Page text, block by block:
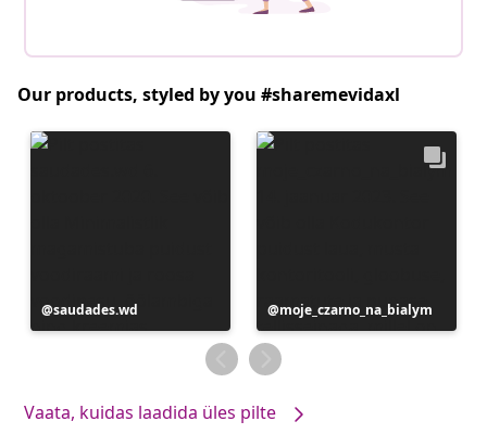
Our products, styled by you #sharemevidaxl
Postitus
avaldatud
saudades.wd
Postitus
avaldatud
moje_czarno_na_bialym
Vaata, kuidas laadida üles pilte